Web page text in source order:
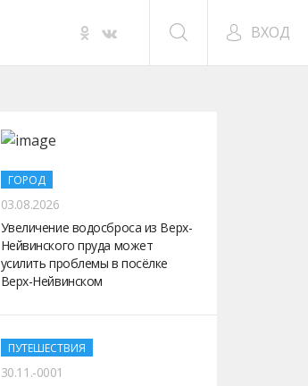
ВХОД
ГОРОД
03.08.2026
Увеличение водосброса из Верх-
Нейвинского пруда может
усилить проблемы в посёлке
Верх-Нейвинском
ПУТЕШЕСТВИЯ
30.11.-0001